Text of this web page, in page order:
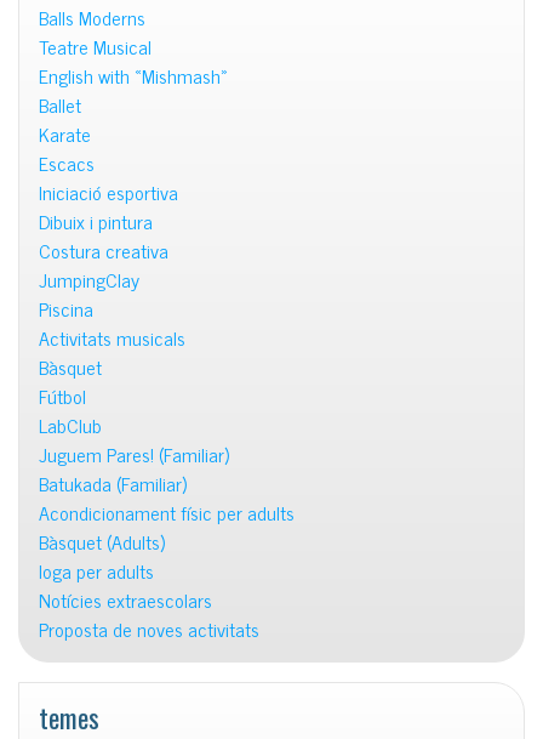
Balls Moderns
Teatre Musical
English with «Mishmash»
Ballet
Karate
Escacs
Iniciació esportiva
Dibuix i pintura
Costura creativa
JumpingClay
Piscina
Activitats musicals
Bàsquet
Fútbol
LabClub
Juguem Pares! (Familiar)
Batukada (Familiar)
Acondicionament físic per adults
Bàsquet (Adults)
Ioga per adults
Notícies extraescolars
Proposta de noves activitats
temes